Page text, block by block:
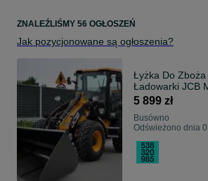
ZNALEŹLIŚMY 56 OGŁOSZEŃ
Jak pozycjonowane są ogłoszenia?
Łyżka Do
Ładowarki JCB
Kramer Inne
5 899 zł
Busówno
Odświeżono dnia